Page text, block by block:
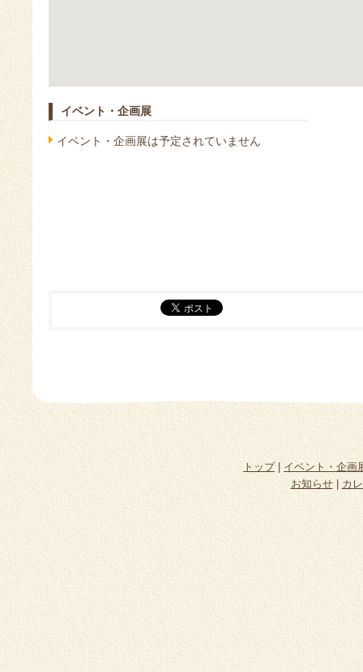
イベント・企画展
イベント・企画展は予定されていません
トップ|イベント・企画
お知らせ|カ